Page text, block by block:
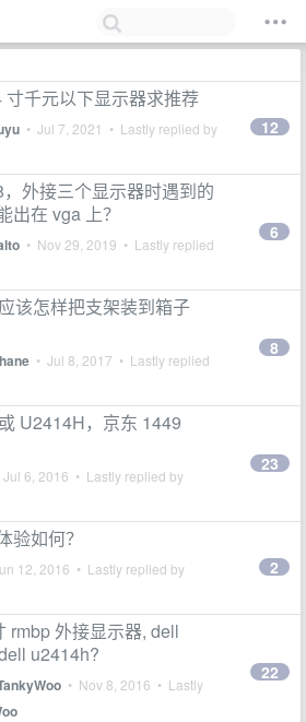
寸千元以下显示器求推荐
• Jul 7, 2021 • Lastly replied by 12
外接三个显示器时遇到的
出在 vga 上？
• Nov 29, 2019 • Lastly replied
6
该怎样把支架装到箱子
• Jul 8, 2017 • Lastly replied
8
U2414H，京东 1449
Jul 6, 2016 • Lastly replied by
23
验如何？
12, 2016 • Lastly replied by 2
rmbp 外接显示器, dell
u2414h?
• Nov 8, 2016 • Lastly
22